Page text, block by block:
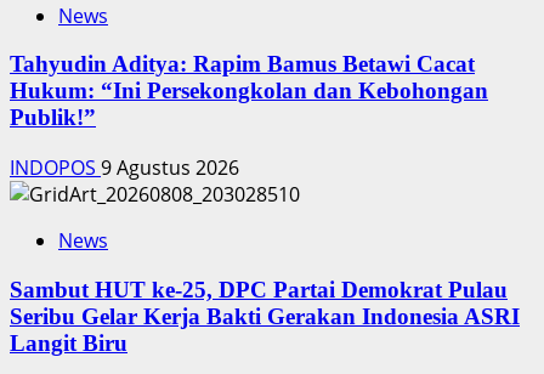
News
‎Tahyudin Aditya: Rapim Bamus Betawi Cacat
Hukum: “Ini Persekongkolan dan Kebohongan
Publik!”
INDOPOS 9 Agustus 2026
News
‎Sambut HUT ke-25, DPC Partai Demokrat Pulau
Seribu Gelar Kerja Bakti Gerakan Indonesia ASRI
Langit Biru